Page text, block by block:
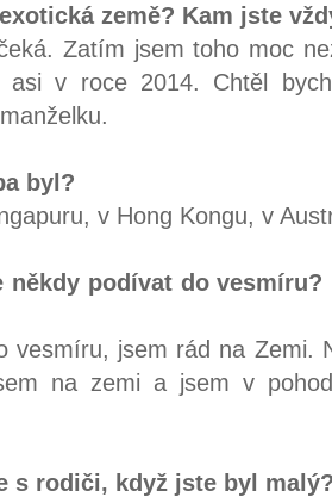
země? Kam jste
Zatím jsem toho moc
asi v roce 2014. Chtěl
byl?
v Hong Kongu, v
někdy podívat do
vesmíru, jsem rád na Zemi.
na zemi a jsem v
s rodiči, když jste byl